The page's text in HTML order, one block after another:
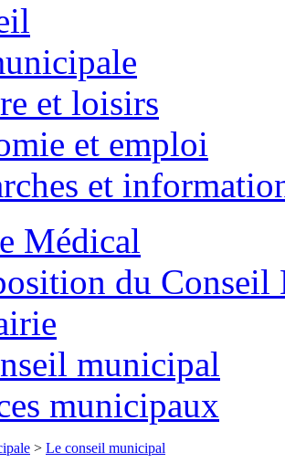
et loisirs
et emploi
et
Médical
du
municipal
municipaux
> Le conseil municipal